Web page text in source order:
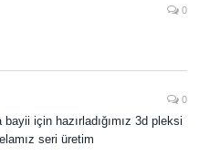
0
0
için hazırladığımız 3d pleksi
seri üretim